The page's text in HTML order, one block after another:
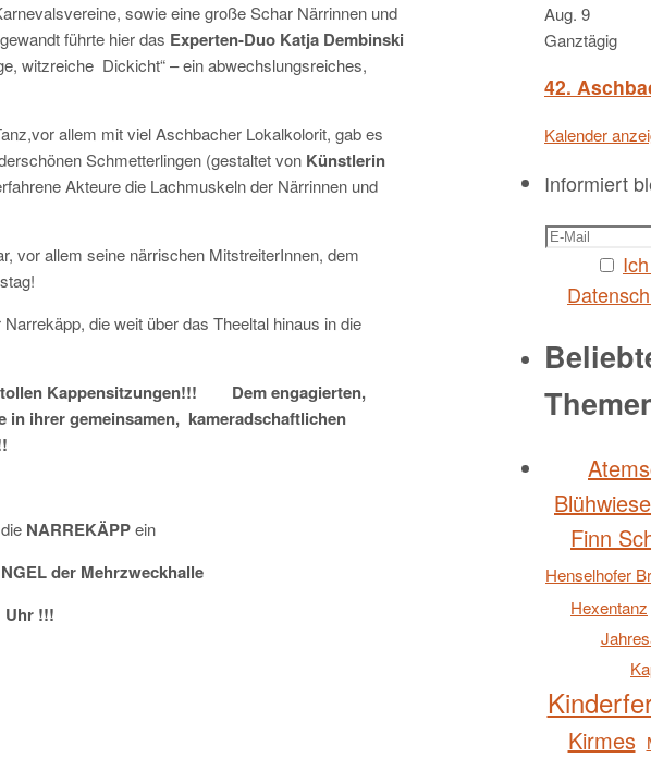
sowie eine große Schar Närrinnen und
führte hier das Experten-Duo Katja Dembinski
witzreiche Dickicht“ – ein abwechslungsreiches,
allem mit viel Aschbacher Lokalkolorit, gab es
Schmetterlingen (gestaltet von Künstlerin
Akteure die Lachmuskeln der Närrinnen und
vor allem seine närrischen MitstreiterInnen, dem
die weit über das Theeltal hinaus in die
tollen Kappensitzungen!!! Dem engagierten,
in ihrer gemeinsamen, kameradschaftlichen
NARREKÄPPein
der Mehrzweckhalle
!!!
Aug. 9
Ganztägig
42.
Kalender
Informiert
Finn
Henselhofer
Hexentanz
Kirmes